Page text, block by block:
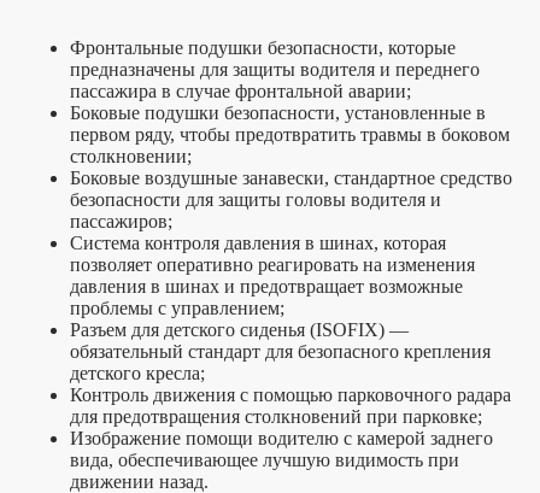
Фронтальные подушки безопасности, которые
предназначены для защиты водителя и переднего
пассажира в случае фронтальной аварии;
Боковые подушки безопасности, установленные в
первом ряду, чтобы предотвратить травмы в боковом
столкновении;
Боковые воздушные занавески, стандартное средство
безопасности для защиты головы водителя и
пассажиров;
Система контроля давления в шинах, которая
позволяет оперативно реагировать на изменения
давления в шинах и предотвращает возможные
проблемы с управлением;
Разъем для детского сиденья (ISOFIX) —
обязательный стандарт для безопасного крепления
детского кресла;
Контроль движения с помощью парковочного радара
для предотвращения столкновений при парковке;
Изображение помощи водителю с камерой заднего
вида, обеспечивающее лучшую видимость при
движении назад.